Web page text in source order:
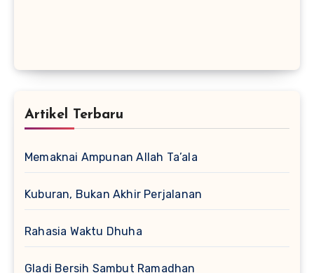
Artikel Terbaru
Memaknai Ampunan Allah Ta’ala
Kuburan, Bukan Akhir Perjalanan
Rahasia Waktu Dhuha
Gladi Bersih Sambut Ramadhan